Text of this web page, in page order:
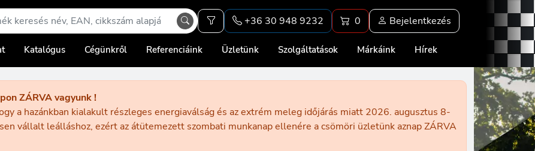
+36 30 948 9232 0 Bejelentkezés
Katalógus Cégünkről Referenciáink Üzletünk Szolgáltatások Márkáink Hírek
ZÁRVA vagyunk !
a hazánkban kialakult részleges energiaválság és az extrém meleg időjárás miatt 2026. augusztus 8-
vállalt leálláshoz, ezért az átütemezett szombati munkanap ellenére a csömöri üzletünk aznap ZÁRVA